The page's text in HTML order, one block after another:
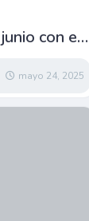
con el
mayo 24, 2025